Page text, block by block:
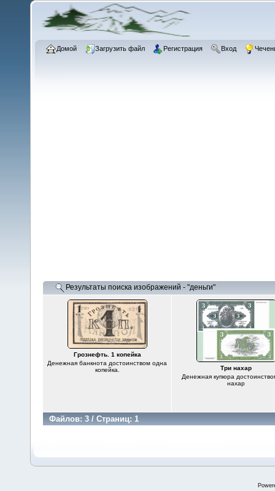
Домой Загрузить файл Регистрация Вход
Результаты поиска изображений - "деньги"
Грознефть. 1 копейка
Денежная банкнота достоинством одна
копейка.
Три нахар
Денежная купюра
нахар
Файлов: 3 / Страниц: 1